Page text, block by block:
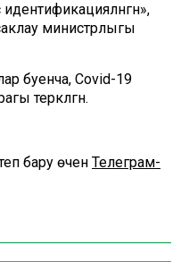
саклау министрлыгы
буенча, Covid-19
теркәлгән.
бару өчен Телеграм-